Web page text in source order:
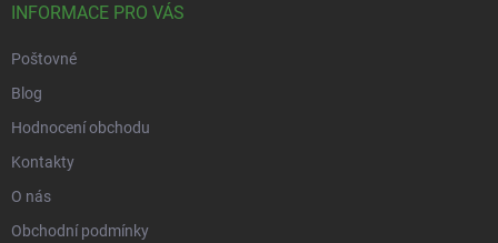
INFORMACE PRO VÁS
Poštovné
Blog
Hodnocení obchodu
Kontakty
O nás
Obchodní podmínky